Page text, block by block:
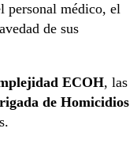
personal médico, el
de sus
ECOH, las
de Homicidios